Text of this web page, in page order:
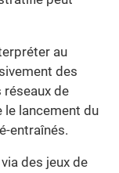
au
des
de
le lancement du
entraînés.
des jeux de